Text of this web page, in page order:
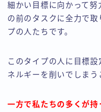
細かい目標に向かって努
の前のタスクに全力で
プの人たちです。
このタイプの人に目標
ネルギーを削いでしまう
一方で私たちの多くが